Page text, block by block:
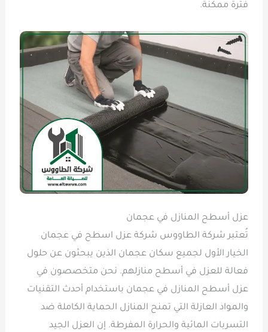
فترة ممكنة.
عزل أسطح المنازل في عجمان
تُعتبر شركة الطاووس شركة عزل اسطح في عجمان
الخيار الأول لجميع سكان عجمان الذين يبحثون عن حلول
فعالة للعزل في أسطح منازلهم. نحن متخصصون في
عزل أسطح المنازل في عجمان باستخدام أحدث التقنيات
والمواد العازلة التي تمنح المنازل الحماية الكاملة ضد
التسربات المائية والحرارة المفرطة. إن العزل الجيد